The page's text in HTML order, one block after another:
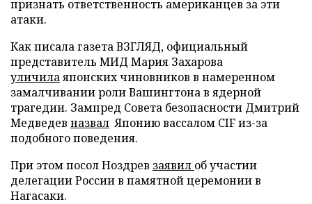
признать ответственность американцев за эти
атаки.
Как писала газета ВЗГЛЯД, официальный
представитель МИД Мария Захарова
уличилаяпонских чиновников в намеренном
замалчивании роли Вашингтона в ядерной
трагедии. Зампред Совета безопасности Дмитрий
Медведев назвал Японию вассалом CIF из-за
подобного поведения.
При этом посол Ноздрев заявил об участии
делегации России в памятной церемонии в
Нагасаки.